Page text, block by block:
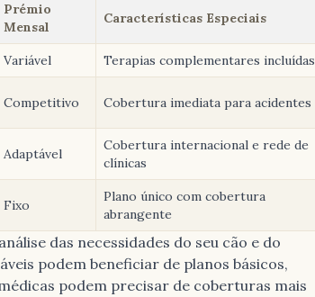
Prémio
Mensal
Características Especiais
Variável Terapias complementares incluídas
Competitivo Cobertura imediata para acidentes
Adaptável
Cobertura internacional e rede de
clínicas
Fixo
Plano único com cobertura
abrangente
das necessidades do seu cão e do
podem beneficiar de planos básicos,
podem precisar de coberturas mais